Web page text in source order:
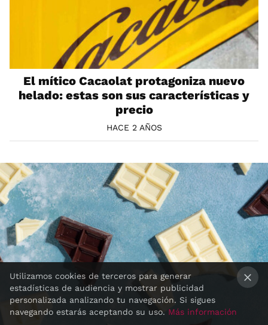
El mítico Cacaolat protagoniza nuevo
helado: estas son sus características y
precio
HACE 2 AÑOS
Utilizamos cookies de terceros para generar
estadísticas de audiencia y mostrar publicidad
personalizada analizando tu navegación. Si sigues
navegando estarás aceptando su uso. Más información